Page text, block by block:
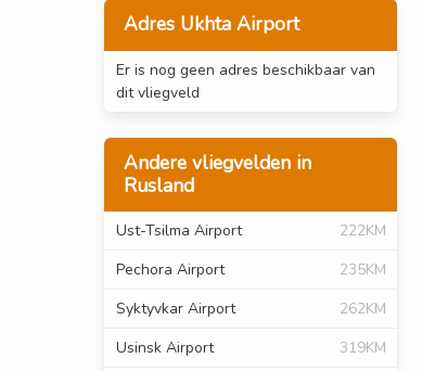
Adres Ukhta Airport
Er is nog geen adres beschikbaar van
dit vliegveld
Andere vliegvelden in
Rusland
Ust-Tsilma Airport
222KM
Pechora Airport
235KM
Syktyvkar Airport
262KM
Usinsk Airport
319KM